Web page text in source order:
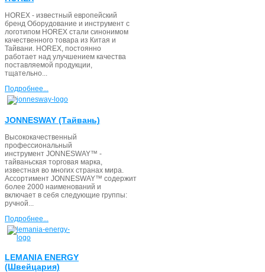
HOREX - известный европейский
бренд Оборудование и инструмент с
логотипом HOREX стали синонимом
качественного товара из Китая и
Тайвани. HOREX, постоянно
работает над улучшением качества
поставляемой продукции,
тщательно...
Подробнее...
JONNESWAY (Тайвань)
Высококачественный
профессиональный
инструмент JONNESWAY™ -
тайваньская торговая марка,
известная во многих странах мира.
Ассортимент JONNESWAY™ содержит
более 2000 наименований и
включает в себя следующие группы:
ручной...
Подробнее...
LEMANIA ENERGY
(Швейцария)